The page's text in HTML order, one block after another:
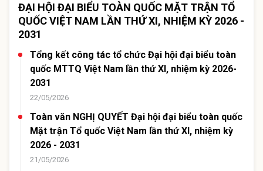
ĐẠI HỘI ĐẠI BIỂU TOÀN QUỐC MẶT TRẬN TỔ
QUỐC VIỆT NAM LẦN THỨ XI, NHIỆM KỲ 2026 -
2031
Tổng kết công tác tổ chức Đại hội đại biểu toàn
quốc MTTQ Việt Nam lần thứ XI, nhiệm kỳ 2026-
2031
22/05/2026
Toàn văn NGHỊ QUYẾT Đại hội đại biểu toàn quốc
Mặt trận Tổ quốc Việt Nam lần thứ XI, nhiệm kỳ
2026 - 2031
21/05/2026